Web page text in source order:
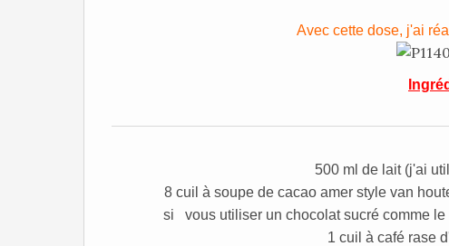
Avec cette dose, j'ai
500 ml de lait (j'ai
8 cuil à soupe de cacao amer style van
si vous utiliser un chocolat sucré comme
1 cuil à café rase